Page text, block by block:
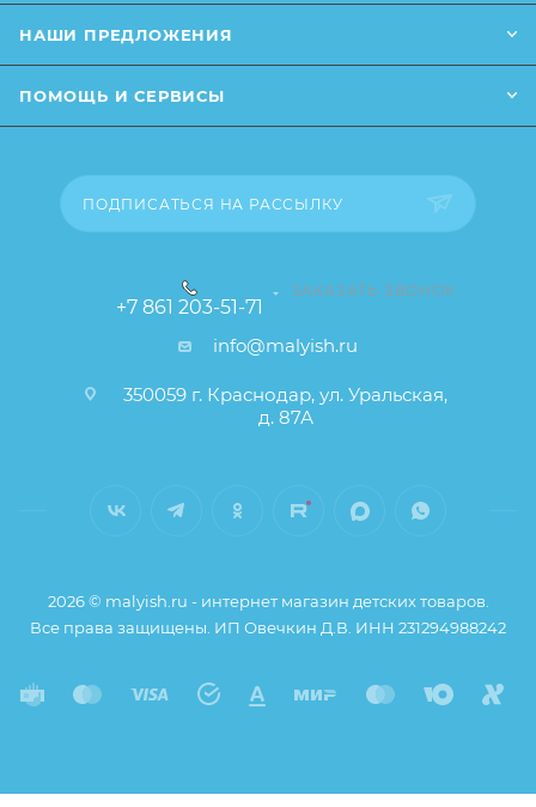
НАШИ ПРЕДЛОЖЕНИЯ
ПОМОЩЬ И СЕРВИСЫ
ПОДПИСАТЬСЯ НА РАССЫЛКУ
+7 861 203-51-71
ЗАКАЗАТЬ ЗВОНОК
info@malyish.ru
350059 г. Краснодар, ул. Уральская,
д. 87А
2026 © malyish.ru - интернет магазин детских товаров.
Все права защищены. ИП Овечкин Д.В. ИНН 231294988242